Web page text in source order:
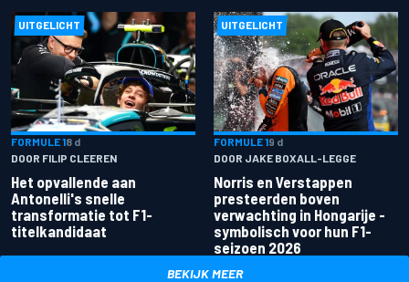
UITGELICHT
FORMULE 18 d
DOOR FILIP CLEEREN
Het opvallende aan
Antonelli's snelle
transformatie tot F1-
titelkandidaat
UITGELICHT
FORMULE 19 d
DOOR JAKE BOXALL-LEGGE
Norris en Verstappen
presteerden boven
verwachting in Hongarije -
symbolisch voor hun F1-
seizoen 2026
BEKIJK MEER